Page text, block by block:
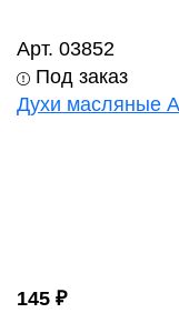
Арт. 03852
Под заказ
Духи масляные
145 ₽